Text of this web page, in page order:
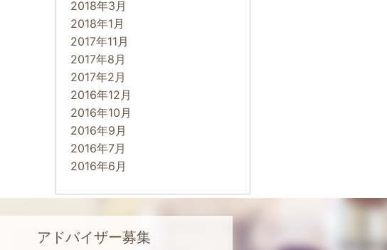
2018年3月
2018年1月
2017年11月
2017年8月
2017年2月
2016年12月
2016年10月
2016年9月
2016年7月
2016年6月
アドバイザー募集